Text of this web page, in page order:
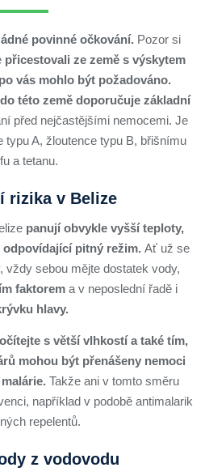
povinné očkování. Pozor si
přicestovali ze země s výskytem
vás mohlo být požadováno.
této země doporučuje základní
před nejčastějšími nemocemi. Je
typu A, žloutence typu B, břišnímu
a tetanu.
rizika v Belize
panují obvykle vyšší teploty,
pitný režim. Ať už se
vždy sebou mějte dostatek vody,
faktorem a v neposlední řadě i
hlavy.
s větší vlhkostí a také tím,
mohou být přenášeny nemoci
Takže ani v tomto směru
například v podobě antimalarik
repelentů.
z vodovodu